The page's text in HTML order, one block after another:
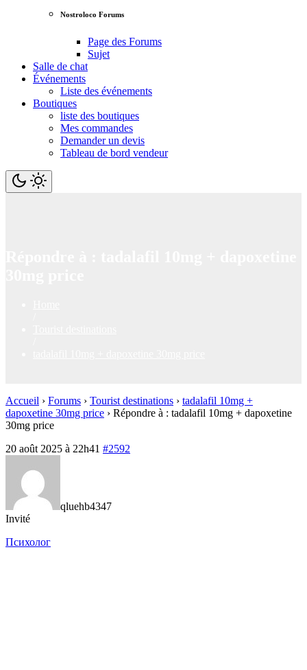
Nostroloco Forums
Page des Forums
Sujet
Salle de chat
Événements
Liste des événements
Boutiques
liste des boutiques
Mes commandes
Demander un devis
Tableau de bord vendeur
Accueil › Forums › Tourist destinations › tadalafil 10mg +
dapoxetine 30mg price › Répondre à : tadalafil 10mg + dapoxetine
30mg price
20 août 2025 à 22h41 #2592
qluehb4347
Invité
Психолог